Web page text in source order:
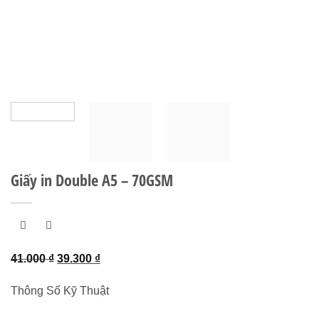
Giấy in Double A5 – 70GSM
41.000₫ Giá
là:
39.300 ₫Giá
tại
Thông Số Kỹ Thuật